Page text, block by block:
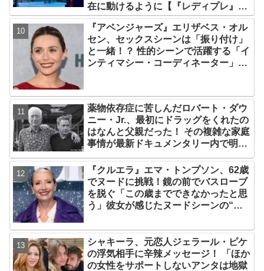
在に動けるように【『レディプレ』実
現への大きな一歩？】
『アベンジャーズ』エリザベス・オル
セン、セックスシーンは「振り付け」
と一緒！？ 性的シーンで活躍する「イ
ンティマシー・コーディネーター」の
薬物依存症に苦しんだロバート・ダウ
ニー・Jr.、最初にドラッグをくれたの
はなんと父親だった！ その複雑な家庭
事情が最新ドキュメンタリー内で明ら
『クルエラ』エマ・トンプソン、62歳
でヌードに挑戦！鏡の前でバスローブ
を脱ぐ「この歳までできなかったと思
う」彼女が感じたヌードシーンの“難
シャキーラ、元恋人ジェラール・ピケ
の浮気相手に辛辣メッセージ！ 「ほか
の女性をサポートしないアンタは地獄